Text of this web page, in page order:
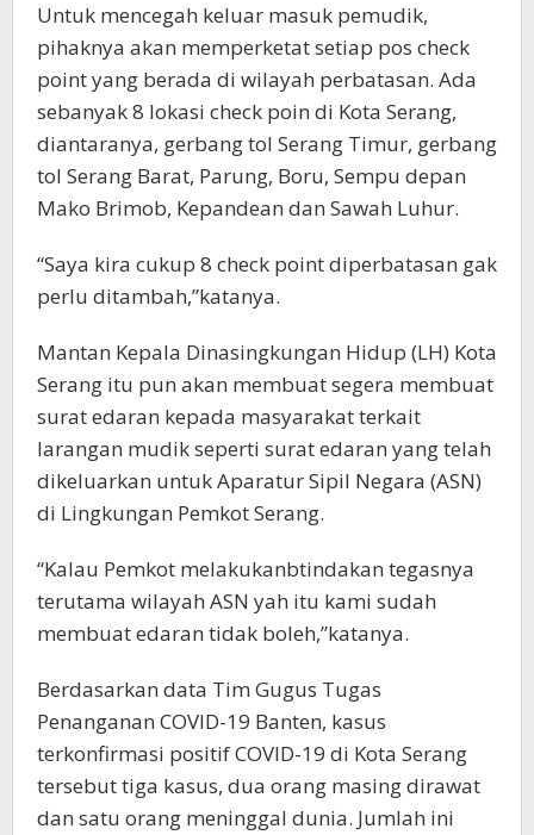
Untuk mencegah keluar masuk pemudik,
pihaknya akan memperketat setiap pos check
point yang berada di wilayah perbatasan. Ada
sebanyak 8 lokasi check poin di Kota Serang,
diantaranya, gerbang tol Serang Timur, gerbang
tol Serang Barat, Parung, Boru, Sempu depan
Mako Brimob, Kepandean dan Sawah Luhur.
“Saya kira cukup 8 check point diperbatasan gak
perlu ditambah,”katanya.
Mantan Kepala Dinasingkungan Hidup (LH) Kota
Serang itu pun akan membuat segera membuat
surat edaran kepada masyarakat terkait
larangan mudik seperti surat edaran yang telah
dikeluarkan untuk Aparatur Sipil Negara (ASN)
di Lingkungan Pemkot Serang.
“Kalau Pemkot melakukanbtindakan tegasnya
terutama wilayah ASN yah itu kami sudah
membuat edaran tidak boleh,”katanya.
Berdasarkan data Tim Gugus Tugas
Penanganan COVID-19 Banten, kasus
terkonfirmasi positif COVID-19 di Kota Serang
tersebut tiga kasus, dua orang masing dirawat
dan satu orang meninggal dunia. Jumlah ini